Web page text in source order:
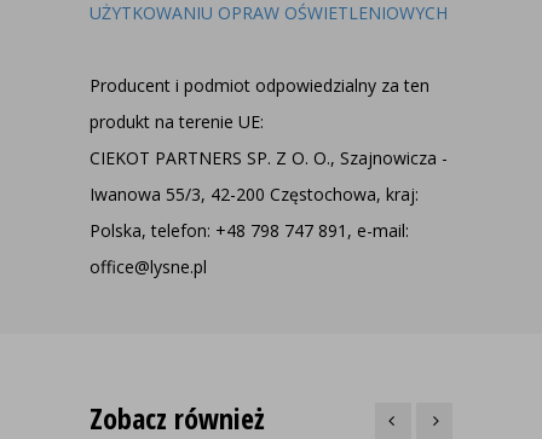
UŻYTKOWANIU OPRAW OŚWIETLENIOWYCH
Producent i podmiot odpowiedzialny za ten
produkt na terenie UE:
CIEKOT PARTNERS SP. Z O. O., Szajnowicza -
Iwanowa 55/3, 42-200 Częstochowa, kraj:
Polska, telefon: +48 798 747 891, e-mail:
office@lysne.pl
Zobacz również